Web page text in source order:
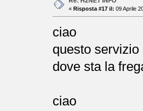
« Risposta #17 il: 09 Aprile
ciao
questo
dove sta la
ciao